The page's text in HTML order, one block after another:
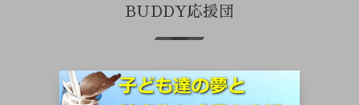
BUDDY応援団